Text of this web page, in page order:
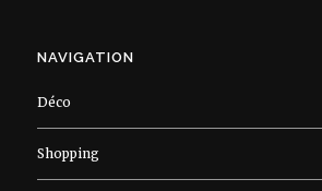
NAVIGATION
Déco
Shopping